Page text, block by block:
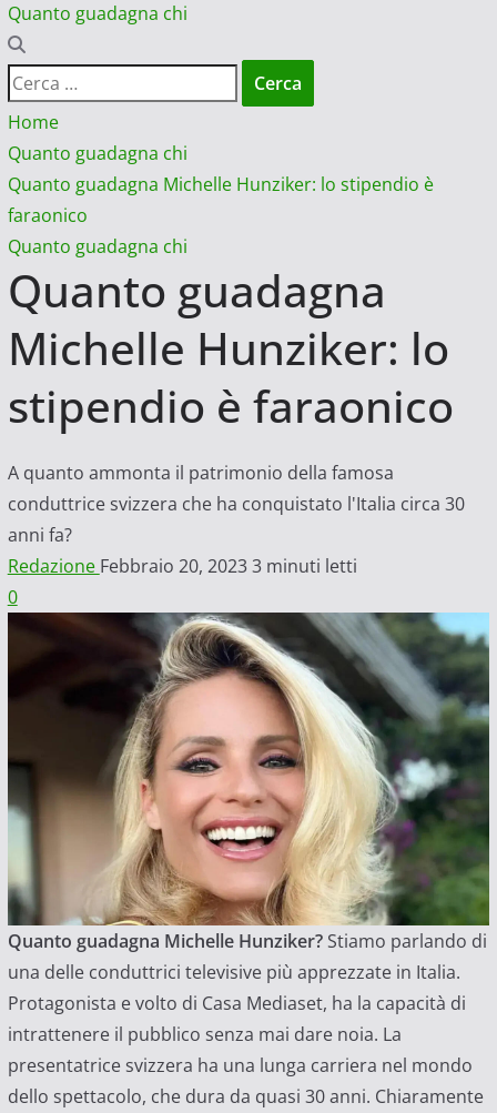
Quanto guadagna chi
Ricerca
per:
Home
Quanto guadagna chi
Quanto guadagna Michelle Hunziker: lo stipendio è
faraonico
Quanto guadagna chi
Quanto guadagna
Michelle Hunziker: lo
stipendio è faraonico
A quanto ammonta il patrimonio della famosa
conduttrice svizzera che ha conquistato l'Italia circa 30
anni fa?
Redazione Febbraio 20, 20233 minuti letti
0
Quanto guadagna Michelle Hunziker?Stiamo parlando di
una delle conduttrici televisive più apprezzate in Italia.
Protagonista e volto di Casa Mediaset, ha la capacità di
intrattenere il pubblico senza mai dare noia. La
presentatrice svizzera ha una lunga carriera nel mondo
dello spettacolo, che dura da quasi 30 anni. Chiaramente